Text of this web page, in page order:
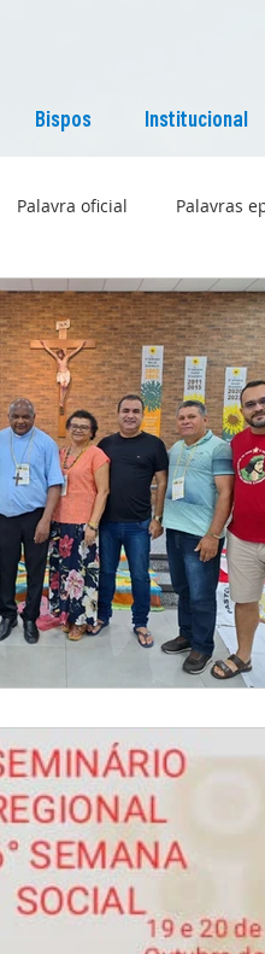
Bispos Institucional
Palavra oficial Palavras
Liturgia